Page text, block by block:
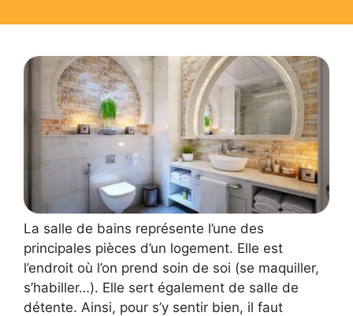
La salle de bains représente l’une des
principales pièces d’un logement. Elle est
l’endroit où l’on prend soin de soi (se maquiller,
s’habiller…). Elle sert également de salle de
détente. Ainsi, pour s’y sentir bien, il faut